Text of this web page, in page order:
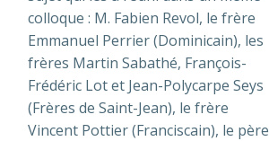
colloque : M. Fabien Revol, le frère
Emmanuel Perrier (Dominicain), les
frères Martin Sabathé, François-
Frédéric Lot et Jean-Polycarpe Seys
(Frères de Saint-Jean), le frère
Vincent Pottier (Franciscain), le père